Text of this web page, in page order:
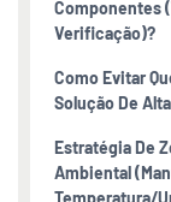
Componentes
Verificação)?
Como Evitar
Solução De
Estratégia De
Ambiental
Temperatura/